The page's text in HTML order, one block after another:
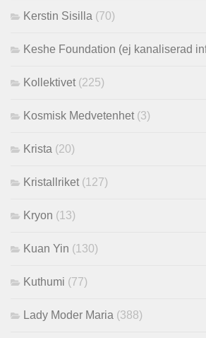
Kerstin Sisilla (70)
Keshe Foundation (ej kanaliserad
Kollektivet (225)
Kosmisk Medvetenhet (3)
Krista (20)
Kristallriket (127)
Kryon (13)
Kuan Yin (130)
Kuthumi (77)
Lady Moder Maria (388)